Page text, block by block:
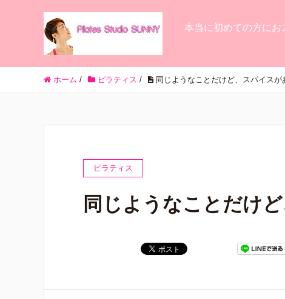
本当に初めての方にお
ホーム / ピラティス / 同じようなことだけど、スパイスが
ピラティス
同じようなことだけ